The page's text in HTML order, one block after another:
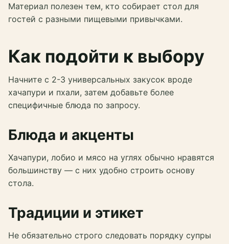
Материал полезен тем, кто собирает стол для
гостей с разными пищевыми привычками.
Как подойти к выбору
Начните с 2-3 универсальных закусок вроде
хачапури и пхали, затем добавьте более
специфичные блюда по запросу.
Блюда и акценты
Хачапури, лобио и мясо на углях обычно нравятся
большинству — с них удобно строить основу
стола.
Традиции и этикет
Не обязательно строго следовать порядку супры